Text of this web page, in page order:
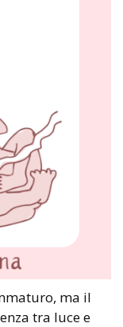
ma il
tra luce e